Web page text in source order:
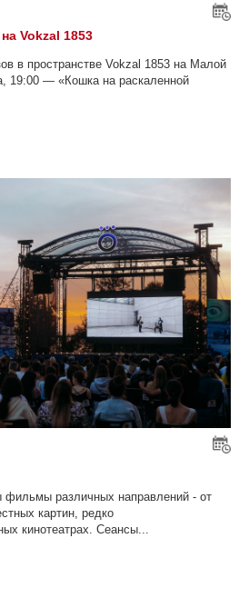
Vokzal 1853
в пространстве Vokzal 1853 на Малой
19:00 — «Кошка на раскаленной
фильмы различных направлений - от
картин, редко
кинотеатрах. Сеансы...